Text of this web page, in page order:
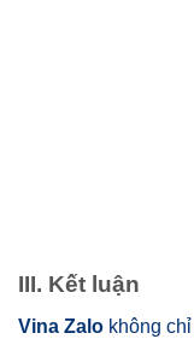
III. Kết luận
Vina Zalo không